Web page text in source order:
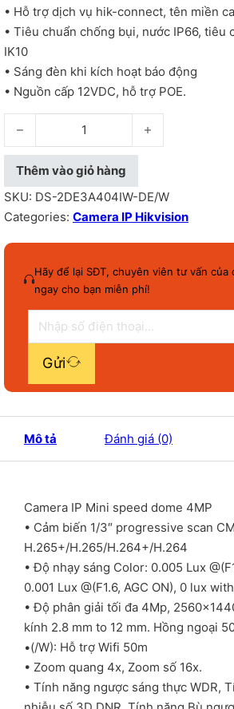
• Hỗ trợ dịch vụ hik-connect, tên miền
• Tiêu chuẩn chống bụi, nước IP66, tiêu
IK10
• Sáng đèn khi kích hoạt báo động
• Nguồn cấp 12VDC, hỗ trợ POE.
Camera IP Mini speed dome 4MP -
Thêm vào giỏ hàng
SKU: DS-2DE3A404IW-DE/W
Categories: Camera IP Hikvision
Hãy để lại SĐT, chuyên viên tư vấn
ngay cho bạn miễn phí!
Gửi
Mô tả Đánh giá (0)
Camera IP Mini speed dome 4MP
• Cảm biến 1/3″ progressive scan
H.265+/H.265/H.264+/H.264
• Độ nhạy sáng Color: 0.005 Lux
0.001 Lux @(F1.6, AGC ON), 0 lux
• Độ phân giải tối đa 4Mp,
kính 2.8 mm to 12 mm. Hồng ngoại
•(/W): Hỗ trợ Wifi 50m
• Zoom quang 4x, Zoom số 16x.
• Tính năng ngược sáng thực WDR,